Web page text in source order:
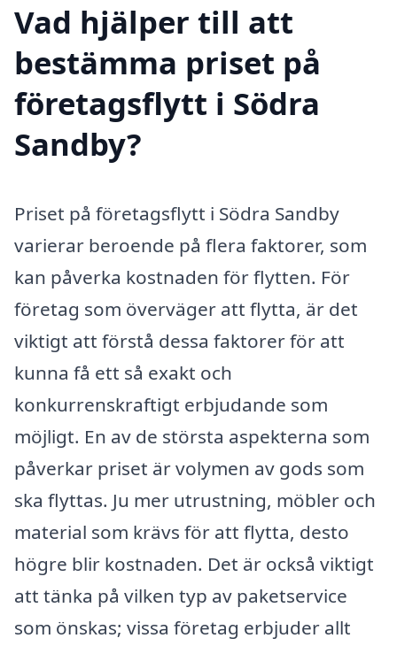
Vad hjälper till att
bestämma priset på
företagsflytt i Södra
Sandby?
Priset på företagsflytt i Södra Sandby
varierar beroende på flera faktorer, som
kan påverka kostnaden för flytten. För
företag som överväger att flytta, är det
viktigt att förstå dessa faktorer för att
kunna få ett så exakt och
konkurrenskraftigt erbjudande som
möjligt. En av de största aspekterna som
påverkar priset är volymen av gods som
ska flyttas. Ju mer utrustning, möbler och
material som krävs för att flytta, desto
högre blir kostnaden. Det är också viktigt
att tänka på vilken typ av paketservice
som önskas; vissa företag erbjuder allt